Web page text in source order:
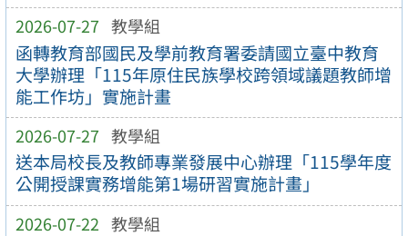
2026-07-27 教學組
函轉教育部國民及學前教育署委請國立臺中教育
大學辦理「115年原住民族學校跨領域議題教師增
能工作坊」實施計畫
2026-07-27 教學組
送本局校長及教師專業發展中心辦理「115學年度
公開授課實務增能第1場研習實施計畫」
2026-07-22 教學組